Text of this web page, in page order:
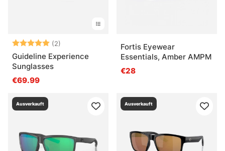
Bewertung:(2)
5.0 von 5 Sternen
Guideline Experience
Sunglasses
€69.99
Fortis Eyewear
Essentials, Amber AMPM
€28
Ausverkauft Ausverkauft